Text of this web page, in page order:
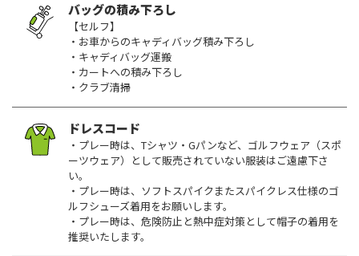
バッグの積み下ろし
【セルフ】
・お車からのキャディバッグ積み下ろし
・キャディバッグ運搬
・カートへの積み下ろし
・クラブ清掃
ドレスコード
・プレー時は、Tシャツ・Gパンなど、ゴルフウェア（スポ
ーツウェア）として販売されていない服装はご遠慮下さ
い。
・プレー時は、ソフトスパイクまたスパイクレス仕様のゴ
ルフシューズ着用をお願いします。
・プレー時は、危険防止と熱中症対策として帽子の着用を
推奨いたします。